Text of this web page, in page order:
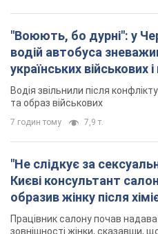
"Не слідкує за
Києві консультант
образив жінку після
розгорівся скандал.
зовнішності жінки, сказавши,
"чоловічу стрижку"
30 хвилин тому